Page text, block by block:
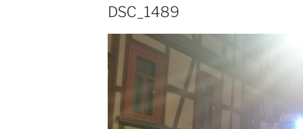
DSC_1489